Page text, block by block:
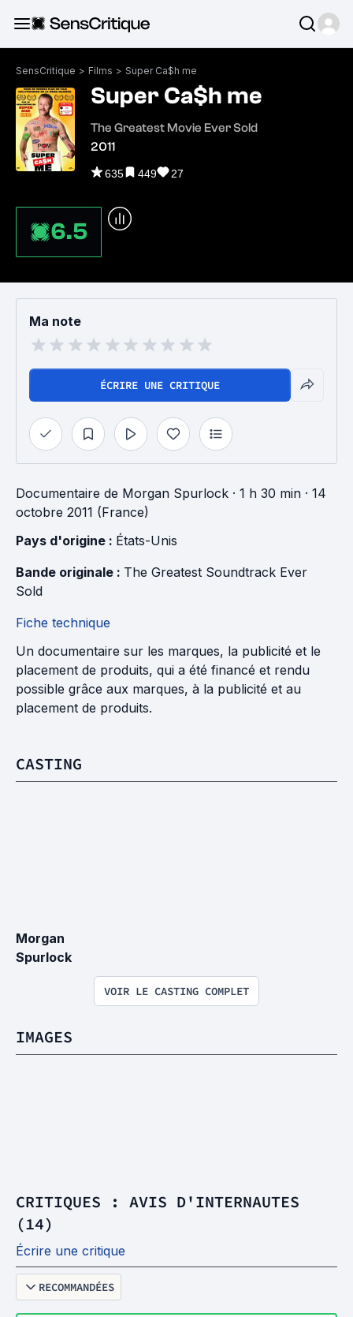
SensCritique > Films > Super Ca$h me
Super Ca$h me
The Greatest Movie Ever Sold
2011
635 449 27
6.5
Ma note
ÉCRIRE UNE CRITIQUE
Documentaire de Morgan Spurlock · 1 h 30 min · 14
octobre 2011 (France)
Pays d'origine : États-Unis
Bande originale : The Greatest Soundtrack Ever
Sold
Fiche technique
Un documentaire sur les marques, la publicité et le
placement de produits, qui a été financé et rendu
possible grâce aux marques, à la publicité et au
placement de produits.
CASTING
Morgan
Spurlock
VOIR LE CASTING COMPLET
IMAGES
CRITIQUES : AVIS D'INTERNAUTES
(14)
Écrire une critique
RECOMMANDÉES